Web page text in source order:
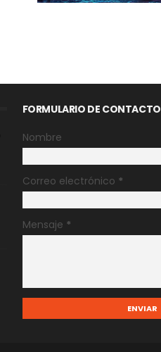
FORMULARIO DE CONTACTO
Nombre
Correo electrónico *
Mensaje *